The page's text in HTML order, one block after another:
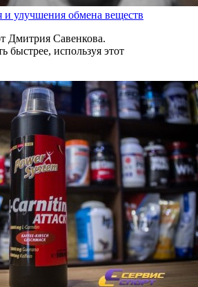
и улучшения обмена веществ
Дмитрия Савенкова.
быстрее, используя этот